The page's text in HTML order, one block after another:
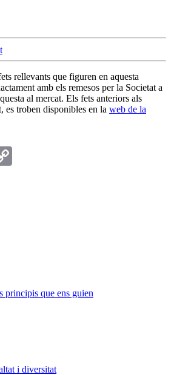
rellevants que figuren en aquesta
amb els remesos per la Societat a
al mercat. Els fets anteriors als
es troben disponibles en la web de la
principis que ens guien
i diversitat